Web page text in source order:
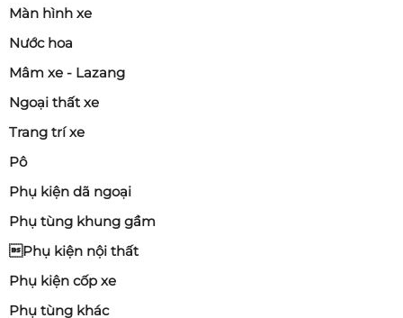
Màn hình xe
Nước hoa
Mâm xe - Lazang
Ngoại thất xe
Trang trí xe
Pô
Phụ kiện dã ngoại
Phụ tùng khung gầm
Phụ kiện nội thất
Phụ kiện cốp xe
Phụ tùng khác